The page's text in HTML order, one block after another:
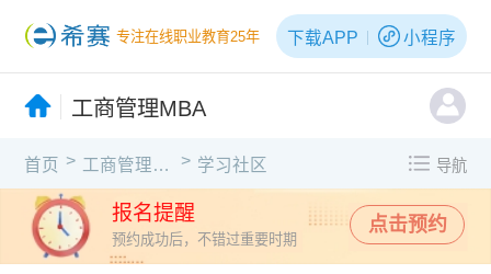
专注在线职业教育25年 下载APP 小程序
工商管理MBA
首页 > 工商管理MBA > 学习社区 导航
报名提醒
预约成功后，不错过重要时期
点击预约